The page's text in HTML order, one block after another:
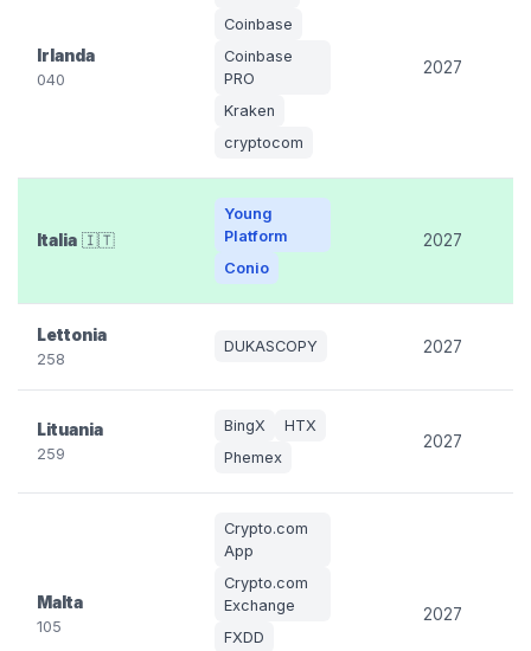
Irlanda
040
Coinbase
Coinbase
PRO
Kraken
cryptocom
2027
Italia 🇮🇹
Young
Platform
Conio
2027
Lettonia
258
DUKASCOPY 2027
Lituania
259
BingX
HTX
Phemex
2027
Malta
105
Crypto.com
App
Crypto.com
Exchange
FXDD
2027